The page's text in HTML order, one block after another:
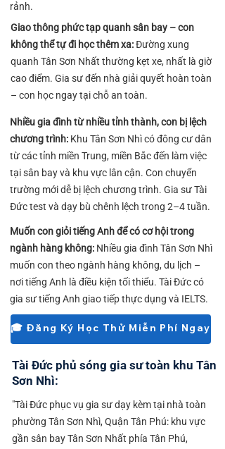
rảnh.
Giao thông phức tạp quanh sân bay – con
không thể tự đi học thêm xa:Đường xung
quanh Tân Sơn Nhất thường kẹt xe, nhất là giờ
cao điểm. Gia sư đến nhà giải quyết hoàn toàn
– con học ngay tại chỗ an toàn.
Nhiều gia đình từ nhiều tỉnh thành, con bị lệch
chương trình: Khu Tân Sơn Nhì có đông cư dân
từ các tỉnh miền Trung, miền Bắc đến làm việc
tại sân bay và khu vực lân cận. Con chuyển
trường mới dễ bị lệch chương trình. Gia sư Tài
Đức test và dạy bù chênh lệch trong 2–4 tuần.
Muốn con giỏi tiếng Anh để có cơ hội trong
ngành hàng không: Nhiều gia đình Tân Sơn Nhì
muốn con theo ngành hàng không, du lịch –
nơi tiếng Anh là điều kiện tối thiểu. Tài Đức có
gia sư tiếng Anh giao tiếp thực dụng và IELTS.
🎓 Đăng Ký Học Thử Miễn Phí Ngay
Tài Đức phủ sóng gia sư toàn khu Tân
Sơn Nhì:
"Tài Đức phục vụ gia sư dạy kèm tại nhà toàn
phường Tân Sơn Nhì, Quận Tân Phú: khu vực
gần sân bay Tân Sơn Nhất phía Tân Phú,